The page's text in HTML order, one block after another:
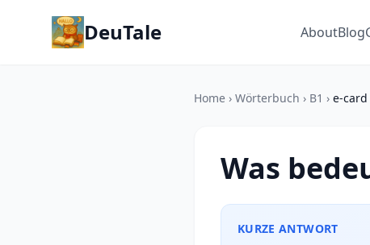
DeuTale AboutBlog
Home › Wörterbuch › B1 › e-card
Was
KURZE ANTWORT